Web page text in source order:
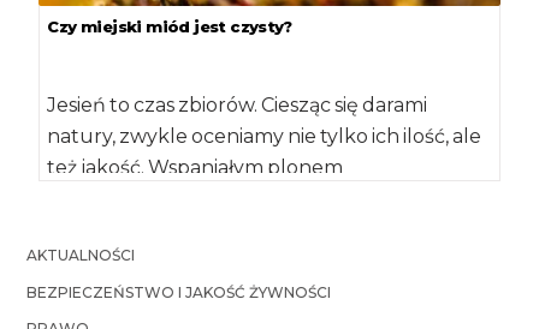
Czy miejski miód jest czysty?
Jesień to czas zbiorów. Ciesząc się darami
natury, zwykle oceniamy nie tylko ich ilość, ale
też jakość. Wspaniałym plonem
AKTUALNOŚCI
BEZPIECZEŃSTWO I JAKOŚĆ ŻYWNOŚCI